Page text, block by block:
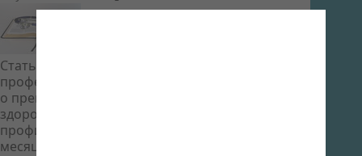
Статья доктора медицинских наук,
профессора А. А. Опарина рассказывает
о преимуществах соблюдения законов
здоровья для верующих людей. Вопросы
профилактической медицины в последние
месяцы приобрел...